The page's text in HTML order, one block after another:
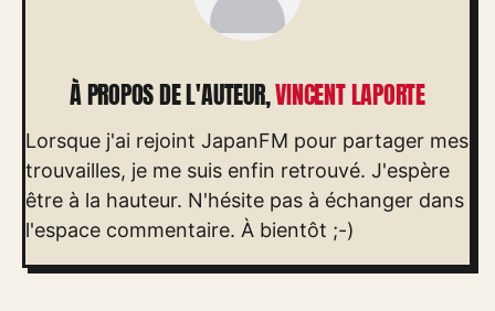
À PROPOS DE L'AUTEUR,VINCENT LAPORTE
Lorsque j'ai rejoint JapanFM pour partager mes
trouvailles, je me suis enfin retrouvé. J'espère
être à la hauteur. N'hésite pas à échanger dans
l'espace commentaire. À bientôt ;-)